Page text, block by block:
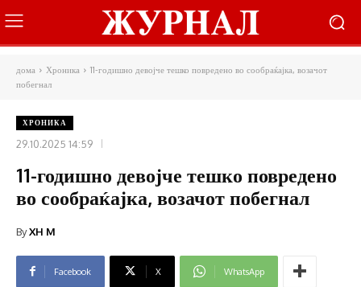
дома Хроника
11-годишно девојче тешко повредено во сообраќајка, возачот
побегнал
ХРОНИКА
29.10.2025 14:59
11-годишно девојче тешко повредено
во сообраќајка, возачот побегнал
ByXH M
Facebook X WhatsApp